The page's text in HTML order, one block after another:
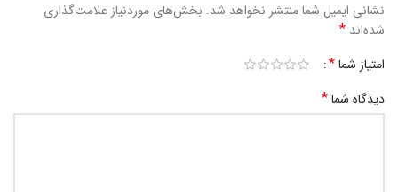
نشانی ایمیل شما منتشر نخواهد شد. بخش‌های موردنیاز علامت‌گذاری
شده‌اند *
امتیاز شما*
دیدگاه شما*